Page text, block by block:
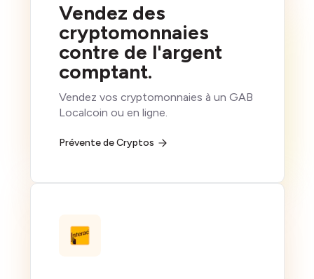
Vendez des
cryptomonnaies
contre de l'argent
comptant.
Vendez vos cryptomonnaies à un GAB
Localcoin ou en ligne.
Prévente de Cryptos